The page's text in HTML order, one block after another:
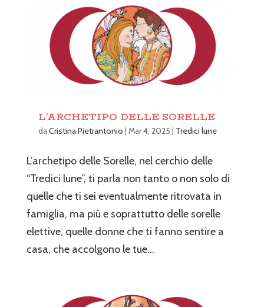
L’ARCHETIPO DELLE SORELLE
daCristina Pietrantonio | Mar 4, 2025 | Tredici lune
L’archetipo delle Sorelle, nel cerchio delle
“Tredici lune”, ti parla non tanto o non solo di
quelle che ti sei eventualmente ritrovata in
famiglia, ma più e soprattutto delle sorelle
elettive, quelle donne che ti fanno sentire a
casa, che accolgono le tue...